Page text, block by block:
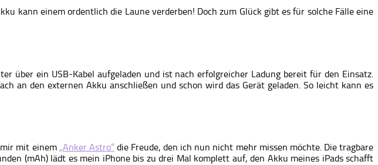
kann einem ordentlich die Laune verderben! Doch zum Glück gibt es für solche Fälle eine
über ein USB-Kabel aufgeladen und ist nach erfolgreicher Ladung bereit für den Einsatz.
an den externen Akku anschließen und schon wird das Gerät geladen. So leicht kann es
mit einem „Anker Astro“ die Freude, den ich nun nicht mehr missen möchte. Die tragbare
(mAh) lädt es mein iPhone bis zu drei Mal komplett auf, den Akku meines iPads schafft